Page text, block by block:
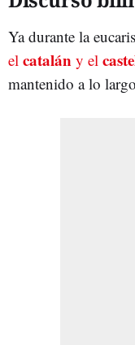
Ya durante la
el catalán y el
mantenido a lo